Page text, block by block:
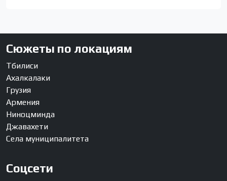
Сюжеты по локациям
Тбилиси
Ахалкалаки
Грузия
Армения
Ниноцминда
Джавахети
Села муниципалитета
Соцсети